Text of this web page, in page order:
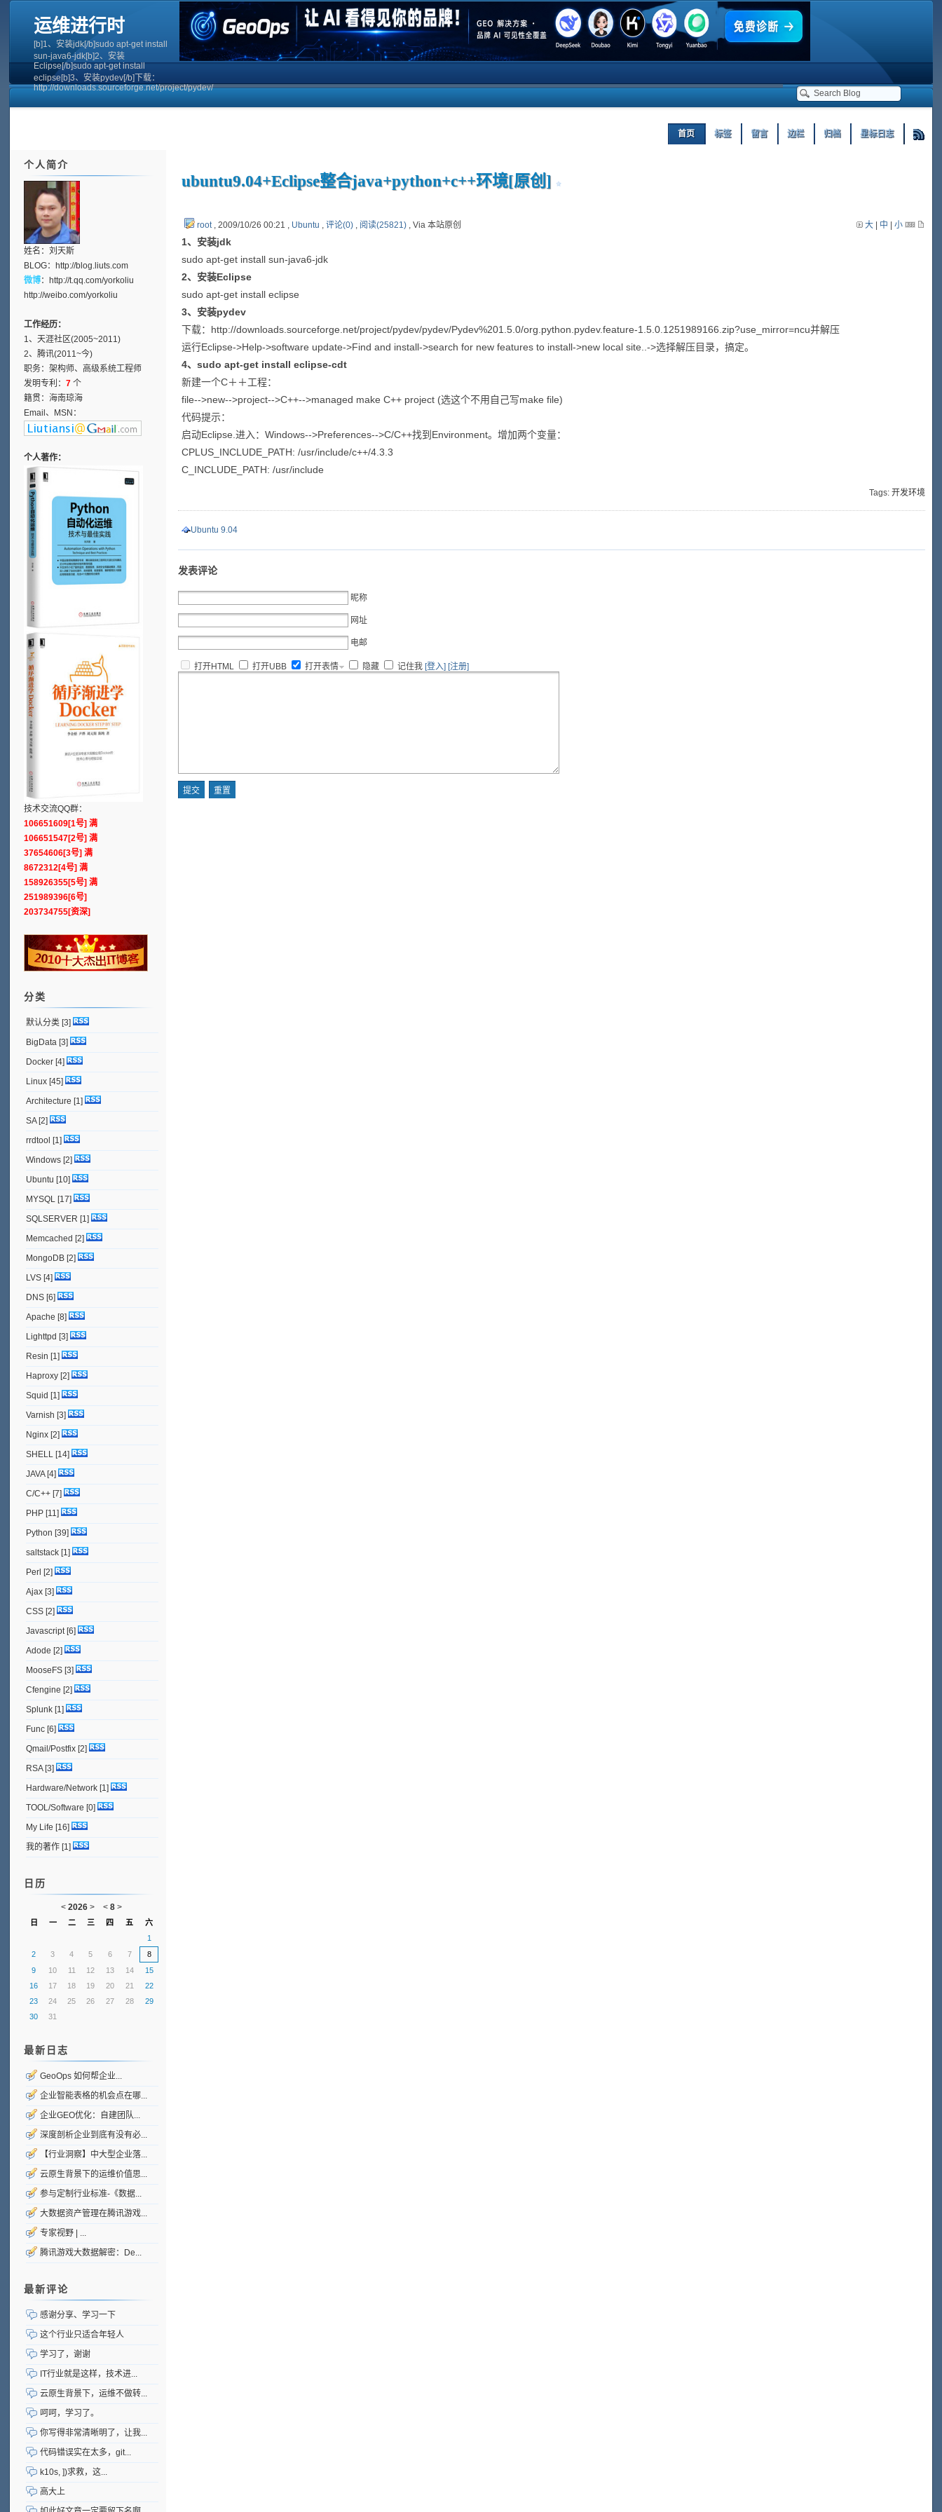
运维进行时
[b]1、安装jdk[/b]sudo apt-get install
sun-java6-jdk[b]2、安装
Eclipse[/b]sudo apt-get install
eclipse[b]3、安装pydev[/b]下载：
http://downloads.sourceforge.net/project/pydev/
首页 标签 留言 边栏 归档 星标日志
ubuntu9.04+Eclipse整合java+python+c++环境[原创]
root, 2009/10/26 00:21 , Ubuntu ,评论(0) , 阅读(25821) , Via 本站原创 大| 中 小
1、安装jdk
sudo apt-get install sun-java6-jdk
2、安装Eclipse
sudo apt-get install eclipse
3、安装pydev
下载：http://downloads.sourceforge.net/project/pydev/pydev/Pydev%201.5.0/org.python.pydev.feature-1.5.0.1251989166.zip?use_mirror=ncu并解压
运行Eclipse->Help->software update->Find and install->search for new features to install->new local site..->选择解压目录，搞定。
4、sudo apt-get install eclipse-cdt
新建一个C＋＋工程：
file-->new-->project-->C++-->managed make C++ project (选这个不用自己写make file)
代码提示：
启动Eclipse.进入：Windows-->Preferences-->C/C++找到Environment。增加两个变量：
CPLUS_INCLUDE_PATH: /usr/include/c++/4.3.3
C_INCLUDE_PATH: /usr/include
Tags: 开发环境
Ubuntu 9.04
发表评论
昵称
网址
电邮
打开HTML 打开UBB 打开表情 隐藏 记住我 [登入] [注册]
个人简介
姓名：刘天斯
BLOG：http://blog.liuts.com
微博：http://t.qq.com/yorkoliu
http://weibo.com/yorkoliu
工作经历：
1、天涯社区(2005~2011)
2、腾讯(2011~今)
职务：架构师、高级系统工程师
发明专利：7 个
籍贯：海南琼海
Email、MSN：
个人著作：
技术交流QQ群：
106651609[1号] 满
106651547[2号] 满
37654606[3号] 满
8672312[4号] 满
158926355[5号] 满
251989396[6号]
203734755[资深]
分类
默认分类 [3]
BigData [3]
Docker [4]
Linux [45]
Architecture [1]
SA[2]
rrdtool [1]
Windows [2]
Ubuntu [10]
MYSQL [17]
SQLSERVER [1]
Memcached [2]
MongoDB [2]
LVS [4]
DNS [6]
Apache [8]
Lighttpd [3]
Resin [1]
Haproxy [2]
Squid [1]
Varnish [3]
Nginx [2]
SHELL [14]
JAVA[4]
C/C++ [7]
PHP [11]
Python [39]
saltstack [1]
Perl [2]
Ajax [3]
CSS [2]
Javascript [6]
Adode [2]
MooseFS [3]
Cfengine [2]
Splunk [1]
Func [6]
Qmail/Postfix [2]
RSA[3]
Hardware/Network [1]
TOOL/Software [0]
My Life [16]
我的著作 [1]
日历
< 2026 > < 8 >
日 一 二 三 四 五
六
1
2
3 4 5 6 7
8
9
10 11 12 13 14
15
16
17 18 19 20 21
22
23
24 25 26 27 28
29
30
31
最新日志
GeoOps 如何帮企业...
企业智能表格的机会点在哪...
企业GEO优化：自建团队...
深度剖析企业到底有没有必...
【行业洞察】中大型企业落...
云原生背景下的运维价值思...
参与定制行业标准-《数据...
大数据资产管理在腾讯游戏...
专家视野 | ...
腾讯游戏大数据解密：De...
最新评论
感谢分享、学习一下
这个行业只适合年轻人
学习了，谢谢
IT行业就是这样，技术进...
云原生背景下，运维不做转...
呵呵，学习了。
你写得非常清晰明了，让我...
代码错误实在太多，git...
k10s, ])求救，这...
高大上